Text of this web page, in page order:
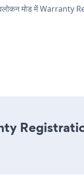
मोड में Warranty